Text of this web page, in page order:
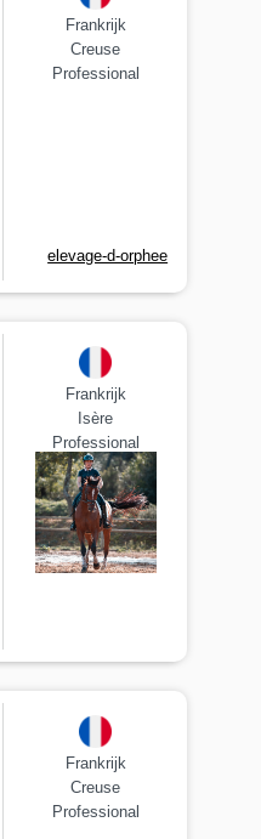
Frankrijk
Creuse
Professional
elevage-d-orphee
Frankrijk
Isère
Professional
Frankrijk
Creuse
Professional